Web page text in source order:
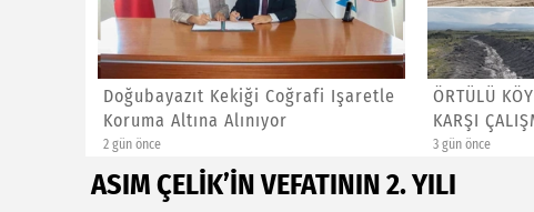
Doğubayazıt Kekiği Coğrafi Işaretle
Koruma Altına Alınıyor
2 gün önce
ÖRTÜLÜ
KARŞI
3 gün önce
ASIM ÇELİK’İN VEFATININ 2. YILI